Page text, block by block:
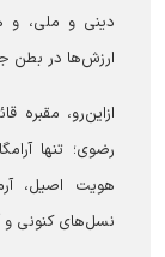
دینی و ملی، و
ارزش‌ها در بطن
ازاین‌رو،
رضوی؛ تنها
هویت اصیل،
نسل‌های کنونی و